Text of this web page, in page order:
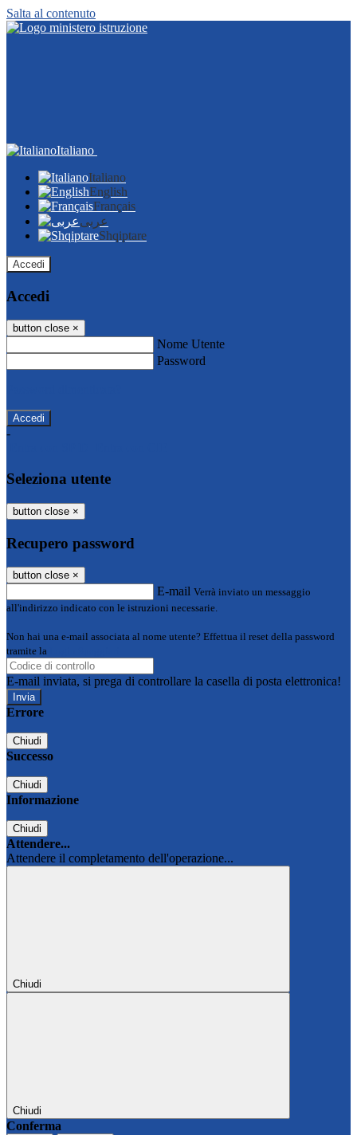
Salta al contenuto
Italiano
Italiano
English
Français
عربى
Shqiptare
Accedi
Accedi
button close ×
Nome Utente
Password
-
Seleziona utente
button close ×
Recupero password
button close ×
E-mail Verrà inviato un messaggio
all'indirizzo indicato con le istruzioni necessarie.
Non hai una e-mail associata al nome utente? Effettua il reset della password
tramite la
E-mail inviata, si prega di controllare la casella di posta elettronica!
Errore
Chiudi
Successo
Chiudi
Informazione
Chiudi
Attendere...
Attendere il completamento dell'operazione...
Chiudi
Chiudi
Conferma